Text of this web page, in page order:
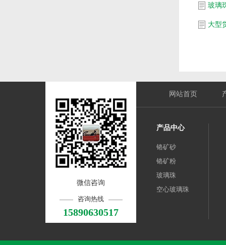
玻璃
微信咨询
咨询热线
15890630517
网站首页
产品中心
铬矿砂
铬矿粉
玻璃珠
空心玻璃珠